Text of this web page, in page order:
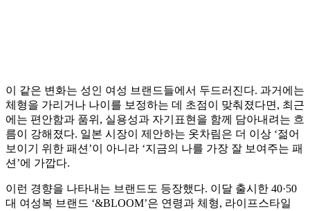
이 같은 변화는 성인 여성 브랜드들에서 두드러진다. 과거에는
체형을 가리거나 나이를 보정하는 데 초점이 맞춰졌다면, 최근
에는 편안함과 품위, 실용성과 자기표현을 함께 담아내려는 흐
름이 강해졌다. 일본 시장이 제안하는 옷차림은 더 이상 ‘젊어
보이기 위한 패션’이 아니라 ‘지금의 나를 가장 잘 보여주는 패
션’에 가깝다.
이런 경향을 나타내는 브랜드도 등장했다. 이달 출시한 40·50
대 여성복 브랜드 ‘&BLOOM’은 연령과 체형, 라이프스타일